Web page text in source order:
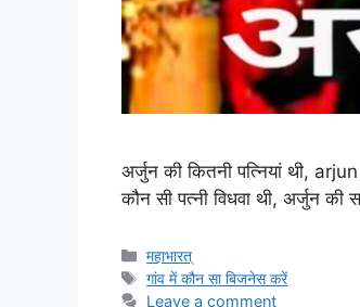
अर्जुन की कितनी पत्नियां थी,
कौन सी पत्नी विधवा थी, अर्जुन
Categories
महाभारत्
Tags
गांव में कौन सा बिजनेस करें
Leave a comment